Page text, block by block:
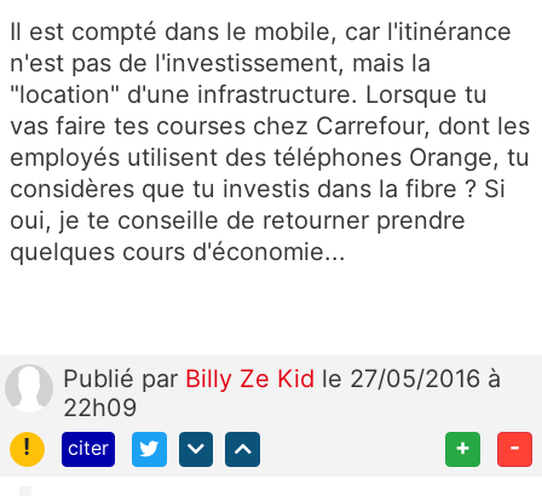
Il est compté dans le mobile, car l'itinérance
n'est pas de l'investissement, mais la
"location" d'une infrastructure. Lorsque tu
vas faire tes courses chez Carrefour, dont les
employés utilisent des téléphones Orange, tu
considères que tu investis dans la fibre ? Si
oui, je te conseille de retourner prendre
quelques cours d'économie...
Publié par Billy Ze Kid le 27/05/2016 à
22h09
!
citer + -